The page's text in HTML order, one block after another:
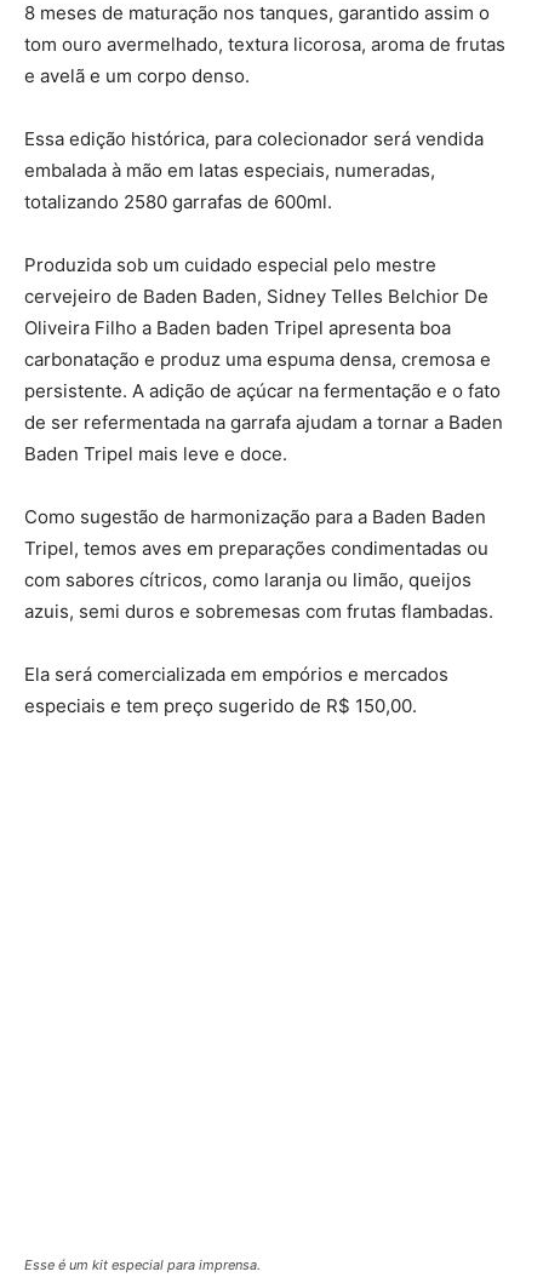
8 meses de maturação nos tanques, garantido assim o
tom ouro avermelhado, textura licorosa, aroma de frutas
e avelã e um corpo denso.
Essa edição histórica, para colecionador será vendida
embalada à mão em latas especiais, numeradas,
totalizando 2580 garrafas de 600ml.
Produzida sob um cuidado especial pelo mestre
cervejeiro de Baden Baden, Sidney Telles Belchior De
Oliveira Filho a Baden baden Tripel apresenta boa
carbonatação e produz uma espuma densa, cremosa e
persistente. A adição de açúcar na fermentação e o fato
de ser refermentada na garrafa ajudam a tornar a Baden
Baden Tripel mais leve e doce.
Como sugestão de harmonização para a Baden Baden
Tripel, temos aves em preparações condimentadas ou
com sabores cítricos, como laranja ou limão, queijos
azuis, semi duros e sobremesas com frutas flambadas.
Ela será comercializada em empórios e mercados
especiais e tem preço sugerido de R$ 150,00.
Esse é um kit especial para imprensa.